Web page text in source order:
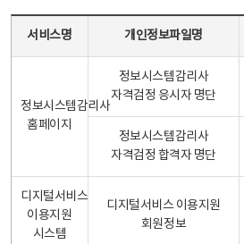
서비스명 개인정보파일명
정보시스템감리사
홈페이지
정보시스템감리사
자격검정 응시자 명단
정보시스템감리사
자격검정 합격자 명단
디지털서비스
이용지원
시스템
디지털서비스 이용지원
회원정보